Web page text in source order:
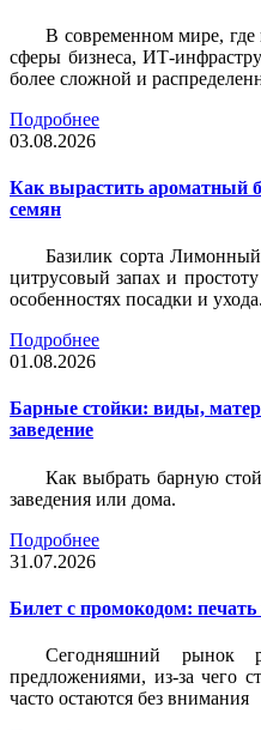
В современном мире, где
сферы бизнеса, ИТ-
более сложной и
Подробнее
03.08.2026
Как вырастить ароматный
семян
Базилик сорта
цитрусовый запах и
особенностях посадки и ухода.
Подробнее
01.08.2026
Барные стойки: виды,
заведение
Как выбрать барную
заведения или дома.
Подробнее
31.07.2026
Билет c промокодом: печать
Сегодняшний рынок
предложениями, из-за чего
часто остаются без внимания